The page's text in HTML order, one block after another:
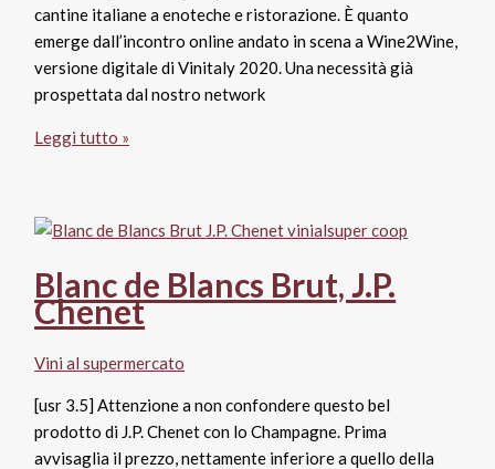
cantine italiane a enoteche e ristorazione. È quanto
emerge dall’incontro online andato in scena a Wine2Wine,
versione digitale di Vinitaly 2020. Una necessità già
prospettata dal nostro network
Patto
in
Gdo:
i
supermercati
aprono
porte
alle
etichette
Horeca
Leggi tutto »
Blanc de Blancs Brut, J.P.
Chenet
Vini al supermercato
[usr 3.5] Attenzione a non confondere questo bel
prodotto di J.P. Chenet con lo Champagne. Prima
avvisaglia il prezzo, nettamente inferiore a quello della